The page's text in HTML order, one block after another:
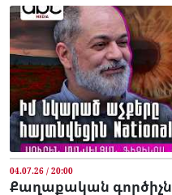
04.07.26 / 20:00
Քաղաքական